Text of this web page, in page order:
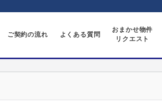
ご契約の流れ よくある質問
おまかせ物件
リクエスト